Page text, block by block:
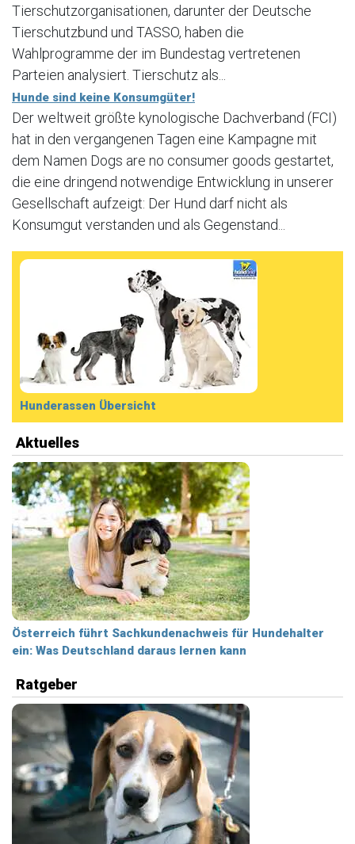
Tierschutzorganisationen, darunter der Deutsche
Tierschutzbund und TASSO, haben die
Wahlprogramme der im Bundestag vertretenen
Parteien analysiert. Tierschutz als...
Hunde sind keine Konsumgüter!
Der weltweit größte kynologische Dachverband (FCI)
hat in den vergangenen Tagen eine Kampagne mit
dem Namen Dogs are no consumer goods gestartet,
die eine dringend notwendige Entwicklung in unserer
Gesellschaft aufzeigt: Der Hund darf nicht als
Konsumgut verstanden und als Gegenstand...
Hunderassen Übersicht
Aktuelles
Österreich führt Sachkundenachweis für Hundehalter
ein: Was Deutschland daraus lernen kann
Ratgeber